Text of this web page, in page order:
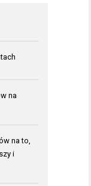
na
na to,
i